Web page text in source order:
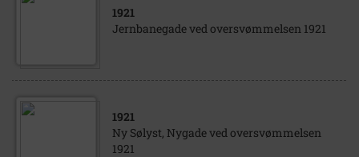
1921
Jernbanegade ved oversvømmelsen 1921
1921
Ny Sølyst, Nygade ved oversvømmelsen
1921